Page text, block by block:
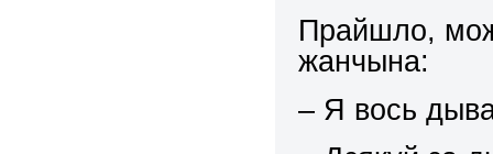
Прайшло,
жанчына:
– Я вось